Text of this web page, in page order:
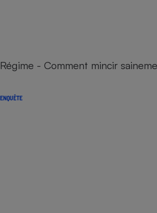
Régime - Comment mincir
ENQUÊTE